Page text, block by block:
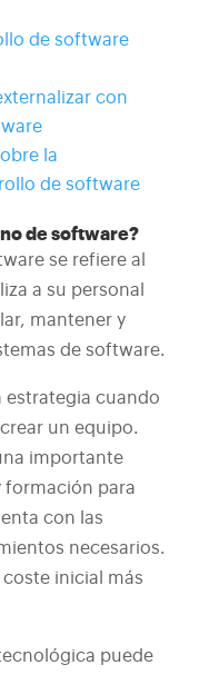
de software
con
la
de software
de software?
se refiere al
a su personal
mantener y
de software.
estrategia cuando
un equipo.
importante
formación para
con las
necesarios.
inicial más
puede